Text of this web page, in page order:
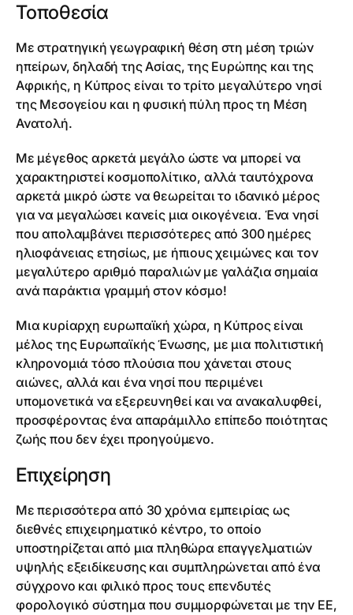
Τοποθεσία
Με στρατηγική γεωγραφική θέση στη μέση τριών
ηπείρων, δηλαδή της Ασίας, της Ευρώπης και της
Αφρικής, η Κύπρος είναι το τρίτο μεγαλύτερο νησί
της Μεσογείου και η φυσική πύλη προς τη Μέση
Ανατολή.
Με μέγεθος αρκετά μεγάλο ώστε να μπορεί να
χαρακτηριστεί κοσμοπολίτικο, αλλά ταυτόχρονα
αρκετά μικρό ώστε να θεωρείται το ιδανικό μέρος
για να μεγαλώσει κανείς μια οικογένεια. Ένα νησί
που απολαμβάνει περισσότερες από 300 ημέρες
ηλιοφάνειας ετησίως, με ήπιους χειμώνες και τον
μεγαλύτερο αριθμό παραλιών με γαλάζια σημαία
ανά παράκτια γραμμή στον κόσμο!
Μια κυρίαρχη ευρωπαϊκή χώρα, η Κύπρος είναι
μέλος της Ευρωπαϊκής Ένωσης, με μια πολιτιστική
κληρονομιά τόσο πλούσια που χάνεται στους
αιώνες, αλλά και ένα νησί που περιμένει
υπομονετικά να εξερευνηθεί και να ανακαλυφθεί,
προσφέροντας ένα απαράμιλλο επίπεδο ποιότητας
ζωής που δεν έχει προηγούμενο.
Επιχείρηση
Με περισσότερα από 30 χρόνια εμπειρίας ως
διεθνές επιχειρηματικό κέντρο, το οποίο
υποστηρίζεται από μια πληθώρα επαγγελματιών
υψηλής εξειδίκευσης και συμπληρώνεται από ένα
σύγχρονο και φιλικό προς τους επενδυτές
φορολογικό σύστημα που συμμορφώνεται με την ΕΕ,